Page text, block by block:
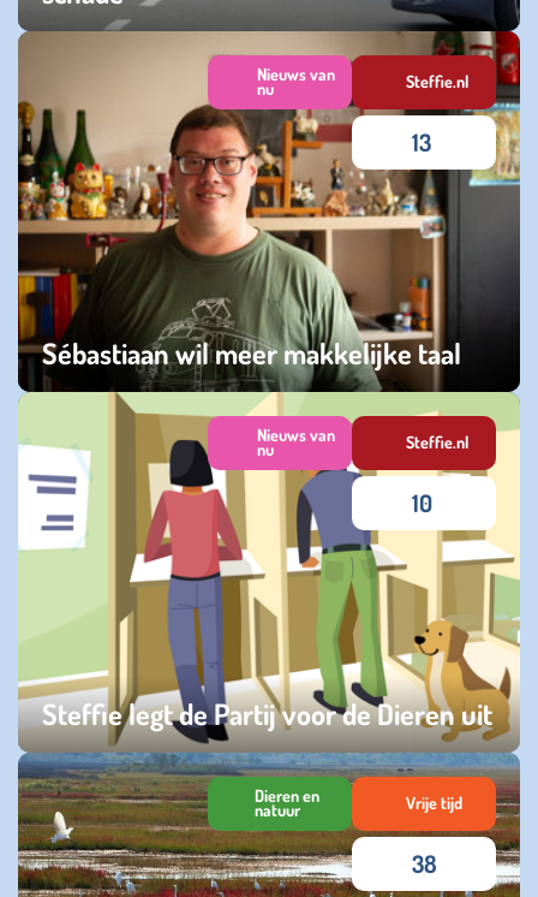
vrijdag 20 februari 2026
Sébastiaan wil meer makkelijke taal
vrijdag 14 november 2025
Nieuws van
nu Steffie.nl
13
Steffie legt de Partij voor de Dieren uit
woensdag 01 oktober 2025
Nieuws van
nu Steffie.nl
10
Dieren en
natuur Vrije tijd
38